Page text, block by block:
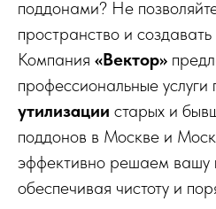
поддонами? Не
пространство и
Компания «Вектор»
профессиональные услуги
утилизации старых и
поддонов в Москве и
эффективно решаем вашу
обеспечивая чистоту и